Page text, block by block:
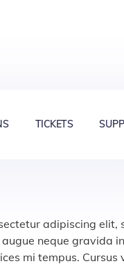
TICKETS
adipiscing
neque gravida
mi tempus.